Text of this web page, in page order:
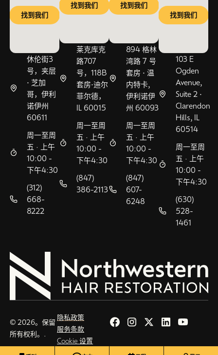
找到我们
休伦街3
号，夹层
• 芝加
哥，伊利
诺伊州
60611
周一至周
五 · 上午
10:00 -
下午4:30
(312)
668-
8222
找到我们
莱克库克
路707
号，118B
套房•迪尔
菲尔德，
IL 60015
周一至周
五 · 上午
10:00 -
下午4:30
(847)
386-2113
找到我们
894 格林
湾路 7 号
套房 • 温
内特卡,
伊利诺伊
州 60093
周一至周
五 · 上午
10:00 -
下午4:30
(847)
607-
6248
找到我们
103 E
Ogden
Avenue,
Suite 2 •
Clarendon
Hills, IL
60514
周一至周
五 · 上午
10:00 -
下午4:30
(630)
528-
1461
© 2026。保留
所有权利。.
隐私政策
服务条款
Cookie 设置